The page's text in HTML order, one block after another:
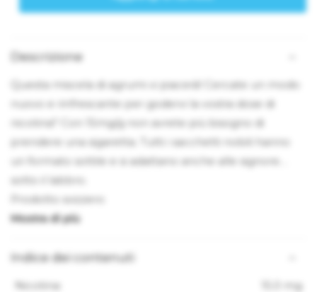
Descrizione
Questa miscela di agrumi vi piacerà! Cercate un modo
nuovo e rinfrescante per godervi la vostra dose di
nicotina? Con 15mg/g non avrete più bisogno di
prendere una sigaretta. Tutti i sacchetti nobili hanno
un formato sottile e si adattano anche alle signore
sotto il labbro.
Prodotto svizzero
Indice dei contenuti
Nicotina:
15.0 mg